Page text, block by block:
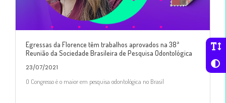
Egressas da Florence têm trabalhos aprovados na 38ª
Reunião da Sociedade Brasileira de Pesquisa Odontológica
23/07/2021
O Congresso é o maior em pesquisa odontológica no Brasil